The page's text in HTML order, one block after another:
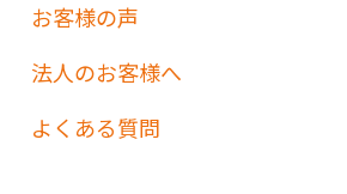
お客様の声
法人のお客様へ
よくある質問